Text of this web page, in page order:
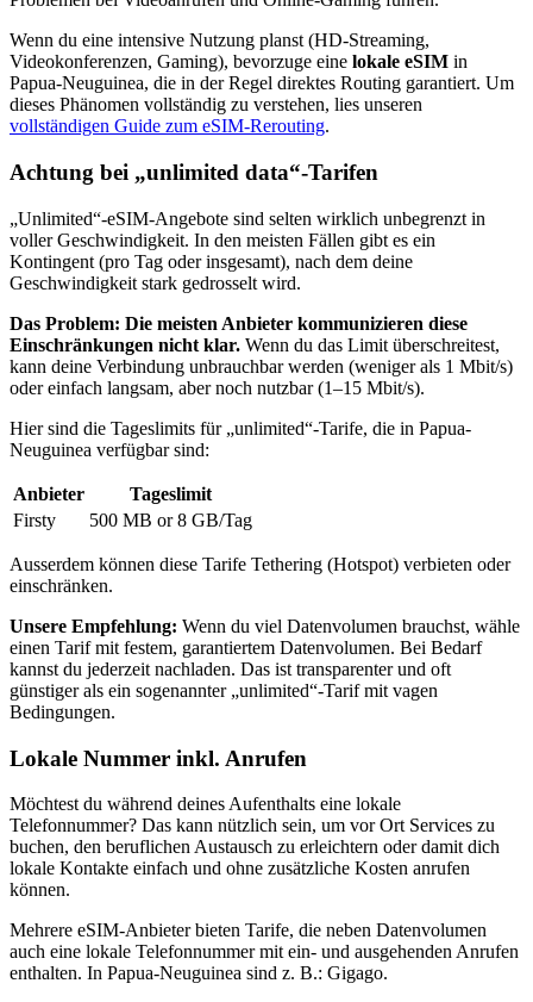
Wenn du eine intensive Nutzung planst (HD-Streaming,
Videokonferenzen, Gaming), bevorzuge eine lokale eSIM in
Papua-Neuguinea, die in der Regel direktes Routing garantiert. Um
dieses Phänomen vollständig zu verstehen, lies unseren
vollständigen Guide zum eSIM-Rerouting.
Achtung bei „unlimited data“-Tarifen
„Unlimited“-eSIM-Angebote sind selten wirklich unbegrenzt in
voller Geschwindigkeit. In den meisten Fällen gibt es ein
Kontingent (pro Tag oder insgesamt), nach dem deine
Geschwindigkeit stark gedrosselt wird.
Das Problem: Die meisten Anbieter kommunizieren diese
Einschränkungen nicht klar. Wenn du das Limit überschreitest,
kann deine Verbindung unbrauchbar werden (weniger als 1 Mbit/s)
oder einfach langsam, aber noch nutzbar (1–15 Mbit/s).
Hier sind die Tageslimits für „unlimited“-Tarife, die in Papua-
Neuguinea verfügbar sind:
Anbieter
Tageslimit
Firsty
500 MB or 8 GB/Tag
Ausserdem können diese Tarife Tethering (Hotspot) verbieten oder
einschränken.
Unsere Empfehlung: Wenn du viel Datenvolumen brauchst, wähle
einen Tarif mit festem, garantiertem Datenvolumen. Bei Bedarf
kannst du jederzeit nachladen. Das ist transparenter und oft
günstiger als ein sogenannter „unlimited“-Tarif mit vagen
Bedingungen.
Lokale Nummer inkl. Anrufen
Möchtest du während deines Aufenthalts eine lokale
Telefonnummer? Das kann nützlich sein, um vor Ort Services zu
buchen, den beruflichen Austausch zu erleichtern oder damit dich
lokale Kontakte einfach und ohne zusätzliche Kosten anrufen
können.
Mehrere eSIM-Anbieter bieten Tarife, die neben Datenvolumen
auch eine lokale Telefonnummer mit ein- und ausgehenden Anrufen
enthalten. In Papua-Neuguinea sind z. B.: Gigago.